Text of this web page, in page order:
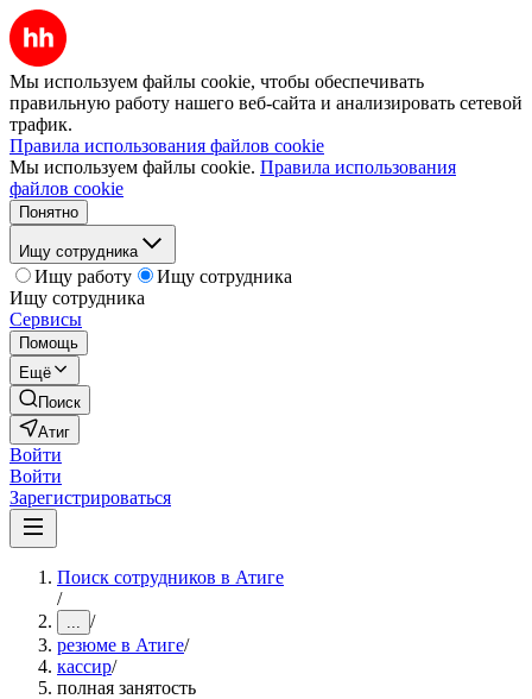
Мы используем файлы cookie, чтобы обеспечивать
правильную работу нашего веб-сайта и анализировать сетевой
трафик.
Правила использования файлов cookie
Мы используем файлы cookie. Правила использования
файлов cookie
Понятно
Ищу сотрудника
Ищу работу
Ищу сотрудника
Ищу сотрудника
Сервисы
Помощь
Ещё
Поиск
Атиг
Войти
Войти
Зарегистрироваться
Поиск сотрудников в Атиге
/
... /
резюме в Атиге/
кассир/
полная занятость